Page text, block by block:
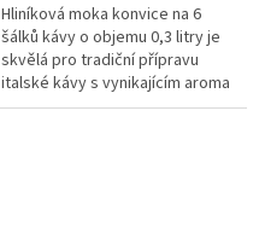
Hliníková moka konvice na 6
šálků kávy o objemu 0,3 litry je
skvělá pro tradiční přípravu
italské kávy s vynikajícím aroma
a jedinečnou chutí. Konvička je